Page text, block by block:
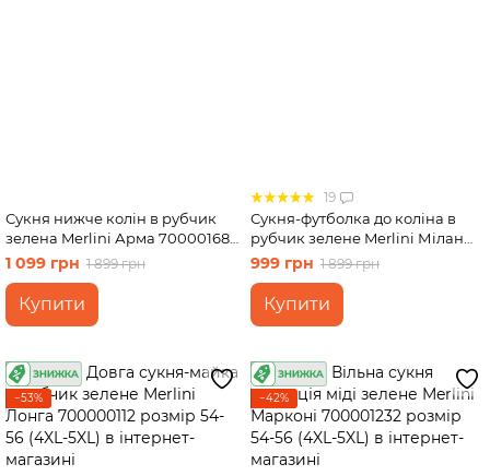
Сукня нижче колін в рубчик
зелена Merlini Арма 700001685
розмір 4XL-5XL
1 099 грн 1 899 грн
Купити
19
Сукня-футболка до коліна в
рубчик зелене Merlini Мілан
700000152 розмір 54-56 (4XL-
999 грн 1 899 грн
Купити
−53% −42%